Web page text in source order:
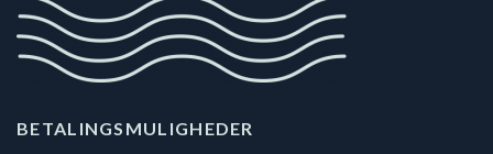
BETALINGSMULIGHEDER